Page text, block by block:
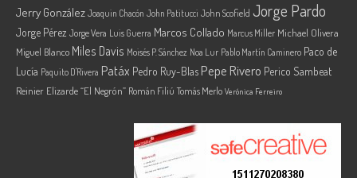
Jerry González Joaquin Chacón John Patitucci John Scofield Jorge Pardo
Jorge Pérez Jorge Vera Luis Guerra Marcos Collado Marcus Miller Michael Olivera
Miguel Blanco Miles Davis Moisés P. Sánchez Noa Lur Pablo Martín Caminero Paco de
Lucía Paquito D'Rivera Patáx Pedro Ruy-Blas Pepe Rivero Perico Sambeat
Reinier Elizarde “El Negrón” Román Filiú Tomás Merlo Verónica Ferreiro